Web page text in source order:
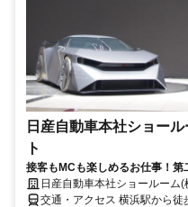
日産自動車本社ショー
ト
接客もMCも楽しめるお仕事！第
日産自動車本社ショールーム(
交通・アクセス 横浜駅から徒